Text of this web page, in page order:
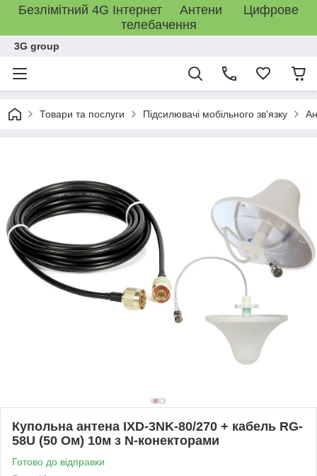
Безлімітний 4G Інтернет Антени Цифрове
телебачення
3G group
Товари та послуги Підсилювачі мобільного зв'язку
Купольна антена IXD-3NK-80/270 + кабель RG-
58U (50 Ом) 10м з N-конекторами
Готово до відправки